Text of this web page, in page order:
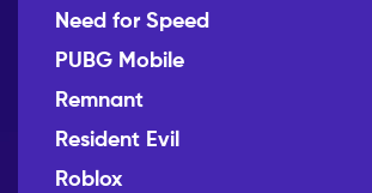
Need for Speed
PUBG Mobile
Remnant
Resident Evil
Roblox